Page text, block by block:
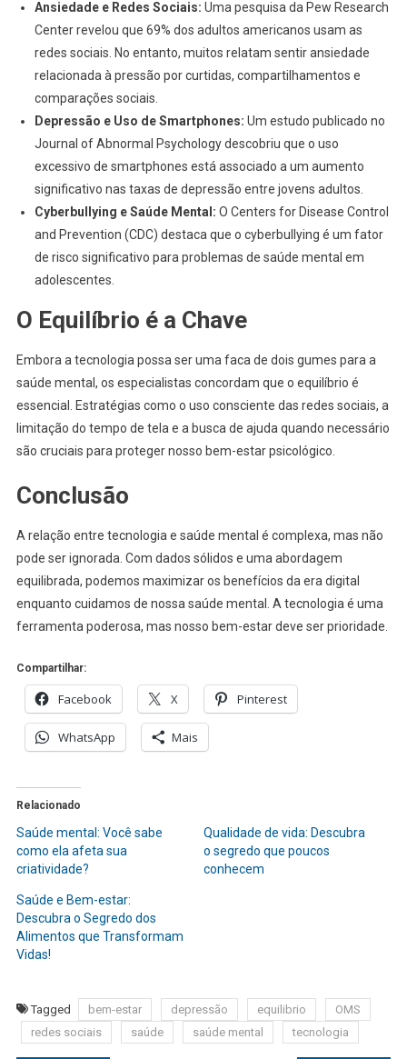
Ansiedade e Redes Sociais: Uma pesquisa da Pew Research
Center revelou que 69% dos adultos americanos usam as
redes sociais. No entanto, muitos relatam sentir ansiedade
relacionada à pressão por curtidas, compartilhamentos e
comparações sociais.
Depressão e Uso de Smartphones: Um estudo publicado no
Journal of Abnormal Psychology descobriu que o uso
excessivo de smartphones está associado a um aumento
significativo nas taxas de depressão entre jovens adultos.
Cyberbullying e Saúde Mental: O Centers for Disease Control
and Prevention (CDC) destaca que o cyberbullying é um fator
de risco significativo para problemas de saúde mental em
adolescentes.
O Equilíbrio é a Chave
Embora a tecnologia possa ser uma faca de dois gumes para a
saúde mental, os especialistas concordam que o equilíbrio é
essencial. Estratégias como o uso consciente das redes sociais, a
limitação do tempo de tela e a busca de ajuda quando necessário
são cruciais para proteger nosso bem-estar psicológico.
Conclusão
A relação entre tecnologia e saúde mental é complexa, mas não
pode ser ignorada. Com dados sólidos e uma abordagem
equilibrada, podemos maximizar os benefícios da era digital
enquanto cuidamos de nossa saúde mental. A tecnologia é uma
ferramenta poderosa, mas nosso bem-estar deve ser prioridade.
Compartilhar:
Facebook X Pinterest
WhatsApp Mais
Relacionado
Saúde mental: Você sabe
como ela afeta sua
criatividade?
Qualidade de vida: Descubra
o segredo que poucos
conhecem
Saúde e Bem-estar:
Descubra o Segredo dos
Alimentos que Transformam
Vidas!
Tagged bem-estar depressão equilibrio
OMS
redes sociais
saúde saúde mental tecnologia